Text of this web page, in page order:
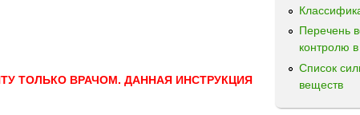
ТОЛЬКО ВРАЧОМ. ДАННАЯ ИНСТРУКЦИЯ
Перечень
контролю
Список
веществ